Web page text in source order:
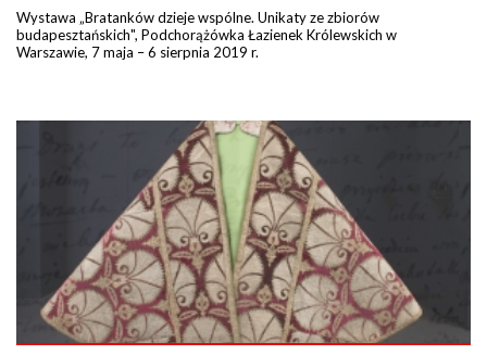
Wystawa „Bratanków dzieje wspólne. Unikaty ze zbiorów
budapesztańskich", Podchorążówka Łazienek Królewskich w
Warszawie, 7 maja – 6 sierpnia 2019 r.